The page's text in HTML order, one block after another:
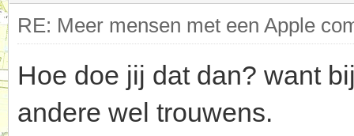
RE: Meer mensen met een Apple
Hoe doe jij dat dan? want
andere wel trouwens.